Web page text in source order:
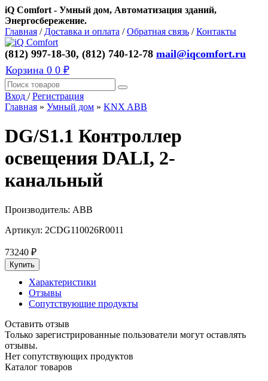
iQ Comfort - Умный дом, Автоматизация зданий,
Энергосбережение.
Главная / Доставка и оплата /Обратная связь /Контакты
(812) 997-18-30, (812) 740-12-78 mail@iqcomfort.ru
Корзина 0 0 ₽
Вход /Регистрация
Главная » Умный дом » KNX ABB
DG/S1.1 Контроллер
освещения DALI, 2-
канальный
Производитель: ABB
Артикул: 2CDG110026R0011
73240 ₽
Характеристики
Отзывы
Сопутствующие продукты
Оставить отзыв
Только зарегистрированные пользователи могут оставлять
отзывы.
Нет сопутствующих продуктов
Каталог товаров